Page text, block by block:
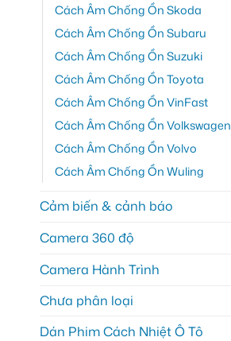
Cách Âm Chống Ồn Skoda
Cách Âm Chống Ồn Subaru
Cách Âm Chống Ồn Suzuki
Cách Âm Chống Ồn Toyota
Cách Âm Chống Ồn VinFast
Cách Âm Chống Ồn Volkswagen
Cách Âm Chống Ồn Volvo
Cách Âm Chống Ồn Wuling
Cảm biến & cảnh báo
Camera 360 độ
Camera Hành Trình
Chưa phân loại
Dán Phim Cách Nhiệt Ô Tô